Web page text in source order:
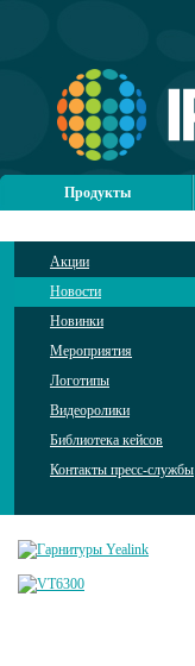
Продукты
Акции
Новости
Новинки
Мероприятия
Логотипы
Видеоролики
Библиотека кейсов
Контакты пресс-службы